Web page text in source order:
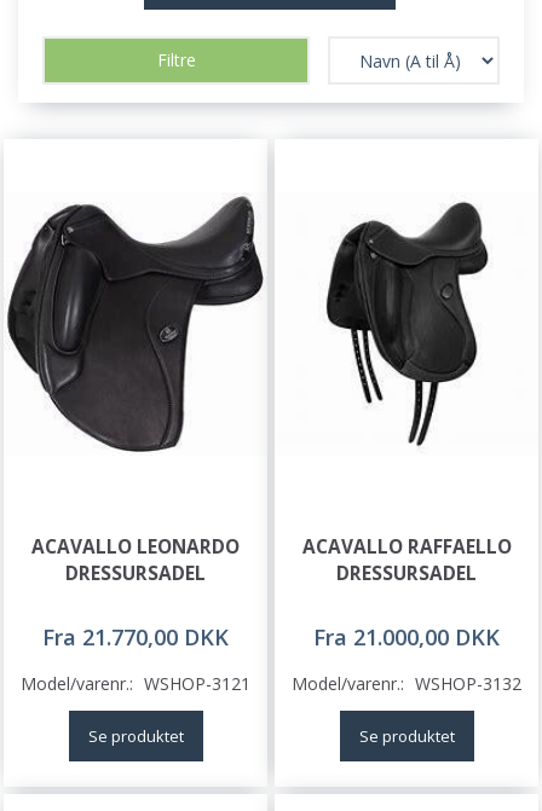
Filtre
ACAVALLO LEONARDO
DRESSURSADEL
Fra 21.770,00 DKK
Model/varenr.: WSHOP-3121
Se produktet
ACAVALLO RAFFAELLO
DRESSURSADEL
Fra 21.000,00 DKK
Model/varenr.: WSHOP-3132
Se produktet